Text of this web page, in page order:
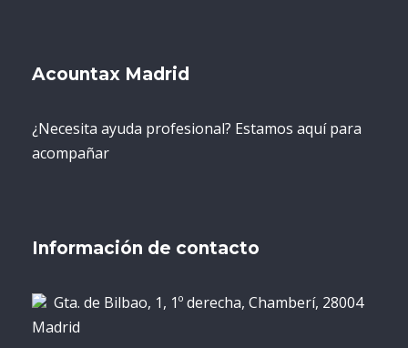
Acountax Madrid
¿Necesita ayuda profesional? Estamos aquí para
acompañar
Información de contacto
Gta. de Bilbao, 1, 1º derecha, Chamberí, 28004
Madrid